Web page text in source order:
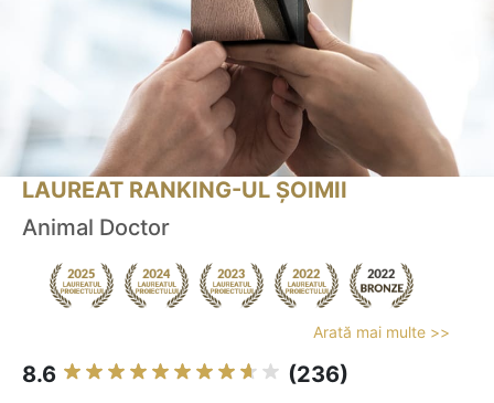
LAUREAT RANKING-UL ȘOIMII
Animal Doctor
Arată mai multe >>
8.6 (236)